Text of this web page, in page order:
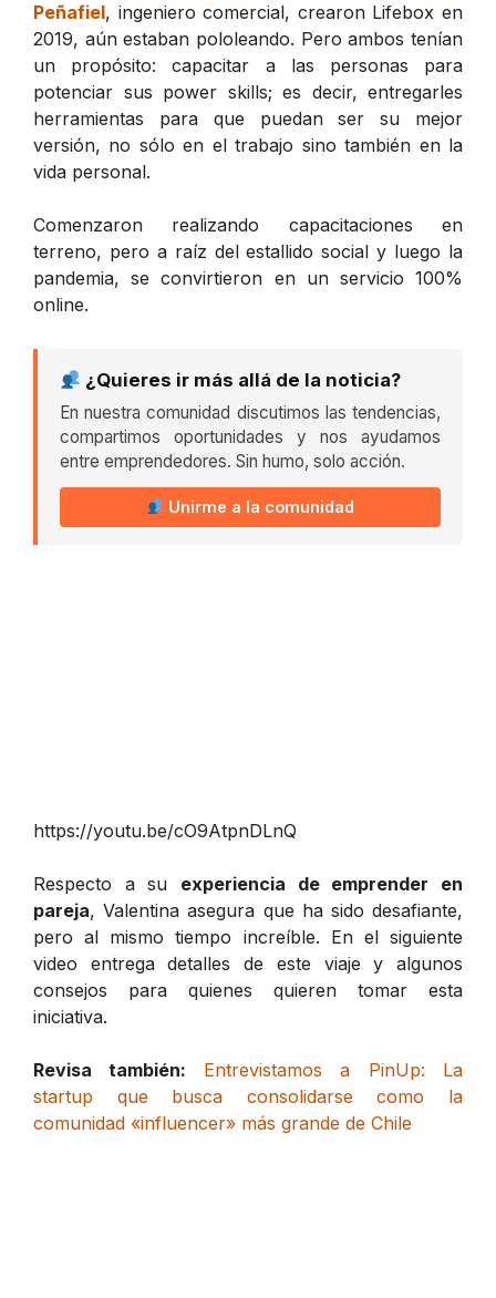
Peñafiel, ingeniero comercial, crearon Lifebox en
2019, aún estaban pololeando. Pero ambos tenían
un propósito: capacitar a las personas para
potenciar sus power skills; es decir, entregarles
herramientas para que puedan ser su mejor
versión, no sólo en el trabajo sino también en la
vida personal.
Comenzaron realizando capacitaciones en
terreno, pero a raíz del estallido social y luego la
pandemia, se convirtieron en un servicio 100%
online.
¿Quieres ir más allá de la noticia?
En nuestra comunidad discutimos las tendencias,
compartimos oportunidades y nos ayudamos
entre emprendedores. Sin humo, solo acción.
Unirme a la comunidad
https://youtu.be/cO9AtpnDLnQ
Respecto a su experiencia de emprender en
pareja, Valentina asegura que ha sido desafiante,
pero al mismo tiempo increíble. En el siguiente
video entrega detalles de este viaje y algunos
consejos para quienes quieren tomar esta
iniciativa.
Revisa también: Entrevistamos a PinUp: La
startup que busca consolidarse como la
comunidad «influencer» más grande de Chile